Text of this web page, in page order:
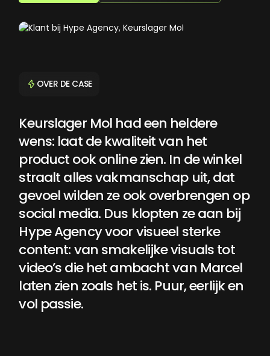
OVER DE CASE
Keurslager Mol had een heldere wens: laat de kwaliteit
Keurslager Mol hadeen heldere
wens: laat de kwaliteitvan het
productook online zien. In dewinkel
straaltallesvakmanschap uit,dat
gevoelwilden ze ookoverbrengen op
social media. Dus klopten zeaan bij
HypeAgencyvoorvisueel sterke
content:van smakelijkevisualstot
video’sdie hetambachtvan Marcel
laten zien zoals hetis. Puur,eerlijken
vol passie.